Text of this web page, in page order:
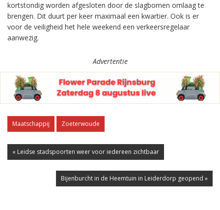
kortstondig worden afgesloten door de slagbomen omlaag te
brengen. Dit duurt per keer maximaal een kwartier. Ook is er
voor de veiligheid het hele weekend een verkeersregelaar
aanwezig.
Advertentie
Maatschappij Zoeterwoude
« Leidse stadspoorten weer voor iedereen zichtbaar
Bijenburcht in de Heemtuin in Leiderdorp geopend »